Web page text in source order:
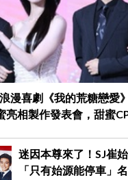
漫喜劇《我的荒糖戀愛
亮相製作發表會，甜蜜
迷因本尊來了！SJ崔
「只有始源能停車」